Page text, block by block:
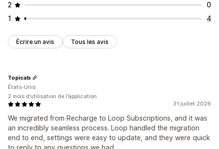
2
0
1
4
Écrire un avis Tous les avis
31 juillet 2026
We migrated from Recharge to Loop Subscriptions, and it was
an incredibly seamless process. Loop handled the migration
end to end, settings were easy to update, and they were quick
Topicals
États-Unis
2 mois d’utilisation de l’application